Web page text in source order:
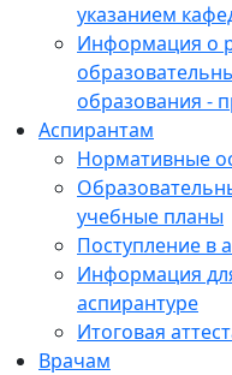
указанием
Информация о
образования -
Аспирантам
Нормативные
учебные планы
Поступление в
Информация
аспирантуре
Итоговая
Врачам